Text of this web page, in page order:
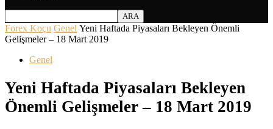
Forex Koçu Genel Yeni Haftada Piyasaları Bekleyen Önemli
Gelişmeler – 18 Mart 2019
Genel
Yeni Haftada Piyasaları Bekleyen
Önemli Gelişmeler – 18 Mart 2019